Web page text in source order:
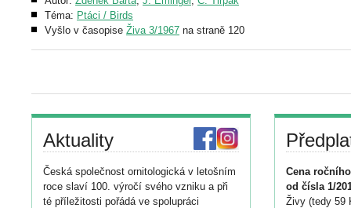
Téma: Ptáci / Birds
Vyšlo v časopise Živa 3/1967 na straně 120
Aktuality
Česká společnost ornitologická v letošním
roce slaví 100. výročí svého vzniku a při
té příležitosti pořádá ve spolupráci
Cena
od čísla 1/
Živy (tedy 59